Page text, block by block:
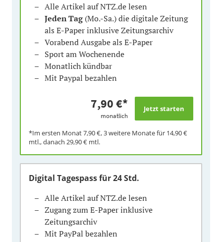
Alle Artikel auf NTZ.de lesen
Jeden Tag(Mo.-Sa.) die digitale Zeitung
als E-Paper inklusive Zeitungsarchiv
Vorabend Ausgabe als E-Paper
Sport am Wochenende
Monatlich kündbar
Mit Paypal bezahlen
7,90 €*
monatlich
*Im ersten Monat7,90 €, 3 weitere Monate für 14,90 €
mtl., danach 29,90 € mtl.
Digital Tagespassfür 24 Std.
Alle Artikel auf NTZ.de lesen
Zugang zum E-Paper inklusive
Zeitungsarchiv
Mit PayPal bezahlen